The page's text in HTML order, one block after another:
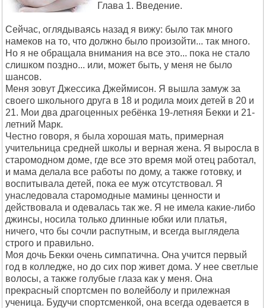
Глава 1. Введение.
Сейчас, оглядываясь назад я вижу: было так много
намеков на то, что должно было произойти... так много.
Но я не обращала внимания на все это... пока не стало
слишком поздно... или, может быть, у меня не было
шансов.
Меня зовут Джессика Джеймисон. Я вышла замуж за
своего школьного друга в 18 и родила моих детей в 20 и
21. Мои два драгоценных ребёнка 19-летняя Бекки и 21-
летний Марк.
Честно говоря, я была хорошая мать, примерная
учительница средней школы и верная жена. Я выросла в
старомодном доме, где все это время мой отец работал,
и мама делала все работы по дому, а также готовку, и
воспитывала детей, пока ее муж отсутствовал. Я
унаследовала старомодные мамины ценности и
действовала и одевалась так же. Я не имела какие-либо
джинсы, носила только длинные юбки или платья,
ничего, что бы сочли распутным, и всегда выглядела
строго и правильно.
Моя дочь Бекки очень симпатична. Она учится первый
год в колледже, но до сих пор живет дома. У нее светлые
волосы, а также голубые глаза как у меня. Она
прекрасный спортсмен по волейболу и прилежная
ученица. Будучи спортсменкой, она всегда одевается в